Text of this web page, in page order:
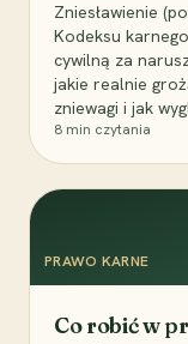
Zniesławienie
Kodeksu
cywilną za
jakie realnie
zniewagi i jak
8 min czytania
PRAWO KARNE
Co robić w